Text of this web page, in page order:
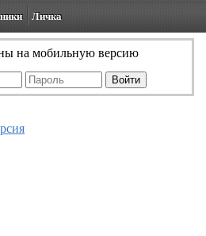
Личка
на мобильную версию